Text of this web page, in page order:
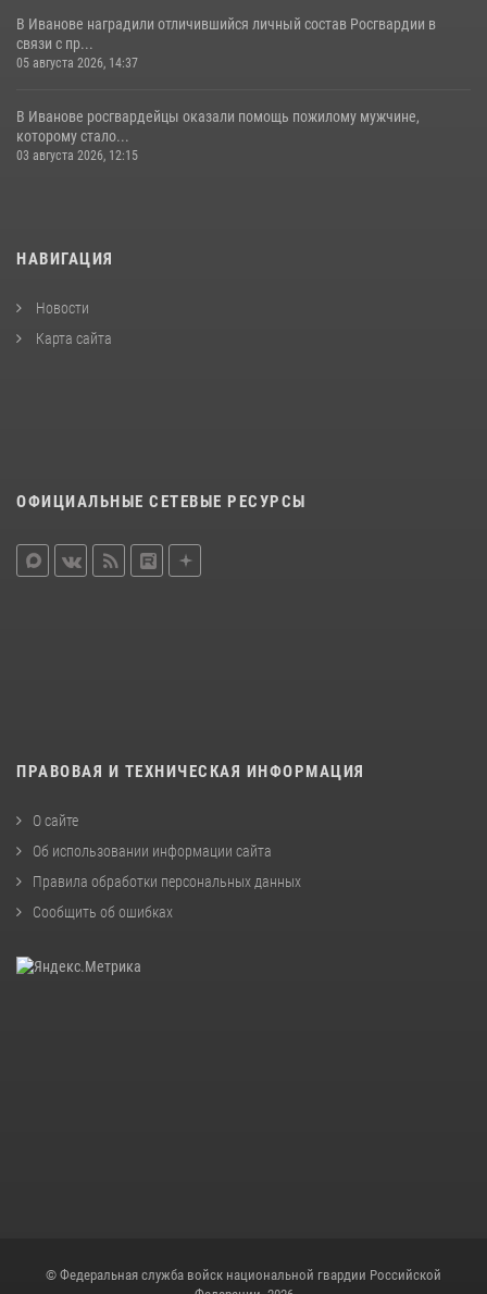
В Иванове наградили отличившийся личный состав Росгвардии в
связи с пр...
05 августа 2026, 14:37
В Иванове росгвардейцы оказали помощь пожилому мужчине,
которому стало...
03 августа 2026, 12:15
НАВИГАЦИЯ
Новости
Карта сайта
ОФИЦИАЛЬНЫЕ СЕТЕВЫЕ РЕСУРСЫ
ПРАВОВАЯ И ТЕХНИЧЕСКАЯ ИНФОРМАЦИЯ
О сайте
Об использовании информации сайта
Правила обработки персональных данных
Сообщить об ошибках
© Федеральная служба войск национальной гвардии Российской